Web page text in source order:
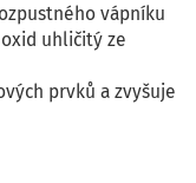
vápníku
uhličitý ze
prvků a zvyšuje